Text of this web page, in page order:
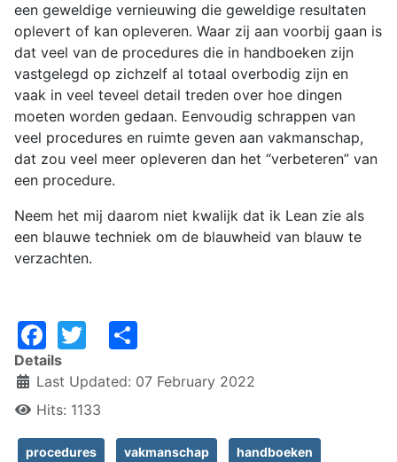
een geweldige vernieuwing die geweldige resultaten
oplevert of kan opleveren. Waar zij aan voorbij gaan is
dat veel van de procedures die in handboeken zijn
vastgelegd op zichzelf al totaal overbodig zijn en
vaak in veel teveel detail treden over hoe dingen
moeten worden gedaan. Eenvoudig schrappen van
veel procedures en ruimte geven aan vakmanschap,
dat zou veel meer opleveren dan het “verbeteren” van
een procedure.
Neem het mij daarom niet kwalijk dat ik Lean zie als
een blauwe techniek om de blauwheid van blauw te
verzachten.
Facebook
Twitter
Details
Last Updated: 07 February 2022
Hits: 1133
procedures vakmanschap handboeken